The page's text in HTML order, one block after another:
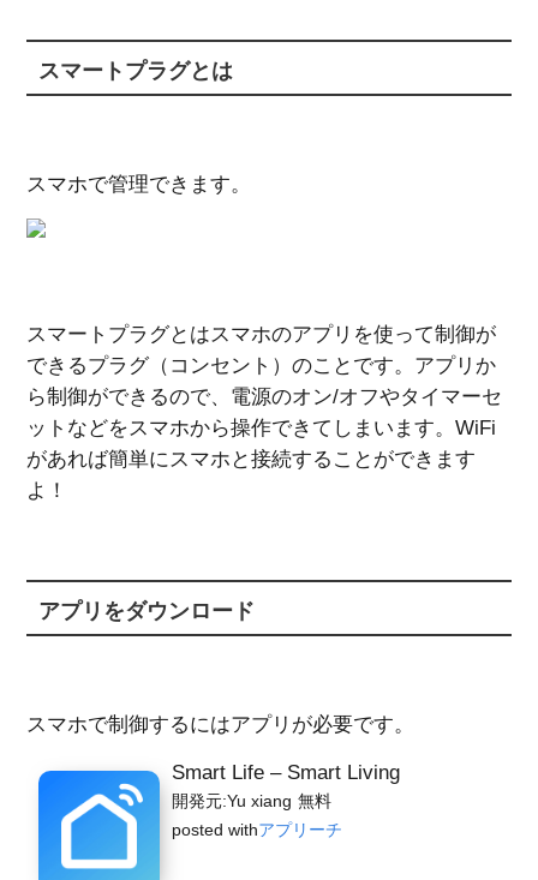
スマートプラグとは
スマホで管理できます。
スマートプラグとはスマホのアプリを使って制御が
できるプラグ（コンセント）のことです。アプリか
ら制御ができるので、電源のオン/オフやタイマーセ
ットなどをスマホから操作できてしまいます。WiFi
があれば簡単にスマホと接続することができます
よ！
アプリをダウンロード
スマホで制御するにはアプリが必要です。
Smart Life – Smart Living
開発元:Yu xiang 無料
posted withアプリーチ